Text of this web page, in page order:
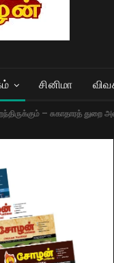
சினிமா
– சுகாதாரத் துறை